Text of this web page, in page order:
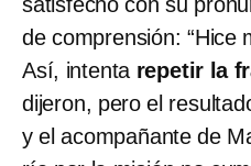
de comprensión: “Hice
Así, intenta repetir la
dijeron, pero el
y el acompañante de